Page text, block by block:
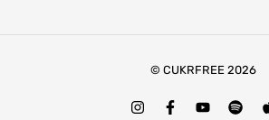
© CUKRFREE 2026